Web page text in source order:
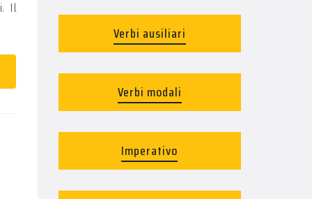
Il
Verbi ausiliari
Verbi modali
Imperativo